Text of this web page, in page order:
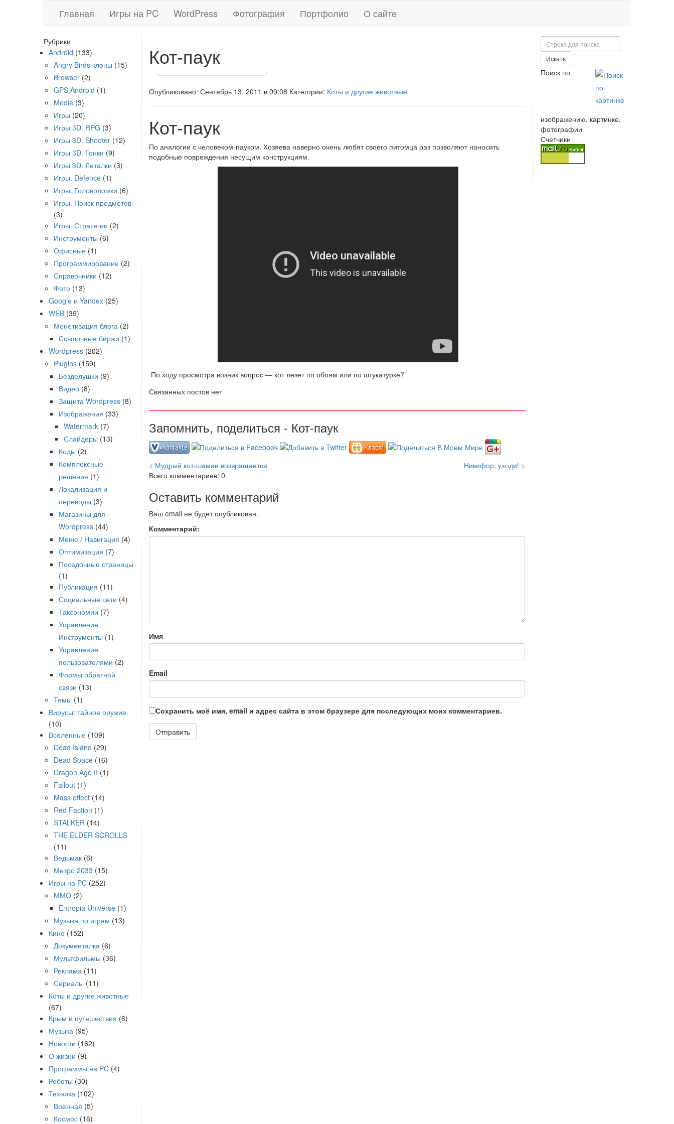
Главная Игры на PC WordPress Фотография Портфолио О сайте
Кот-паук
Опубликовано: Сентябрь 13, 2011 в 09:08 Категории: Коты и другие животные
Кот-паук
По аналогии с человеком-пауком. Хозяева наверно очень любят своего питомца раз позволяют наносить
подобные повреждения несущим конструкциям.
По ходу просмотра возник вопрос — кот лезет по обоям или по штукатурке?
Связанных постов нет
Запомнить, поделиться - Кот-паук
< Мудрый кот-шаман возвращается
Никифор, уходи! >
Всего комментариев: 0
Оставить комментарий
Ваш email не будет опубликован.
Комментарий:
Имя
Email
Сохранить моё имя, email и адрес сайта в этом браузере для последующих моих комментариев.
Рубрики
Android (133)
Angry Birds клоны (15)
Browser (2)
GPS Android (1)
Media (3)
Игры (20)
Игры 3D. RPG (3)
Игры 3D. Shooter (12)
Игры 3D. Гонки (9)
Игры 3D. Леталки (3)
Игры. Defence (1)
Игры. Головоломки (6)
Игры. Поиск предметов
(3)
Игры. Стратегии (2)
Инструменты (6)
Офисные (1)
Программирование (2)
Справочники (12)
Фото (13)
Google и Yandex (25)
WEB (39)
Монетизация блога (2)
Ссылочные биржи (1)
Wordpress (202)
Plugins (159)
Безделушки (9)
Видео (8)
Защита Wordpress (8)
Изображения (33)
Watermark (7)
Слайдеры (13)
Коды (2)
Комплексные
решения (1)
Локализация и
переводы (3)
Магазины для
Wordpress (44)
Меню / Навигация (4)
Оптимизация (7)
Посадочные страницы
(1)
Публикация (11)
Социальные сети (4)
Таксономии (7)
Управление
Инструменты (1)
Управление
пользователями (2)
Формы обратной
связи (13)
Темы (1)
Вирусы: тайное оружие.
(10)
Вселенные (109)
Dead Island (29)
Dead Space (16)
Dragon Age II (1)
Fallout (1)
Mass effect (14)
Red Faction (1)
STALKER (14)
THE ELDER SCROLLS
(11)
Ведьмак (6)
Метро 2033 (15)
Игры на PC (252)
MMO (2)
Entropia Universe (1)
Музыка по играм (13)
Кино (152)
Документалка (6)
Мультфильмы (36)
Реклама (11)
Сериалы (11)
Коты и другие животные
(67)
Крым и путешествия (6)
Музыка (95)
Новости (162)
О жизни (9)
Программы на PC (4)
Роботы (30)
Техника (102)
Военная (5)
Космос (16)
Поиск
Искать
Поиск по
изображению, картинке,
фотографии
Счетчики